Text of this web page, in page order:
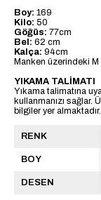
Boy: 169
Kilo: 50
Göğüs: 77cm
Bel: 62 cm
Kalça: 94cm
Manken üzerindeki M
YIKAMA TALİMATI
Yıkama talimatına
kullanmanızı sağlar.
bilgiler yer almaktadır.
RENK
BOY
DESEN